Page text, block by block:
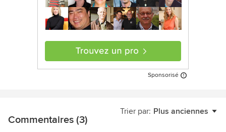
Sponsorisé
Trier par: Plus anciennes
Commentaires (3)